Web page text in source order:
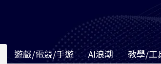
遊戲/電競/手遊 AI浪潮 教學/工